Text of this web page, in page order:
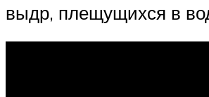
выдр, плещущихся в